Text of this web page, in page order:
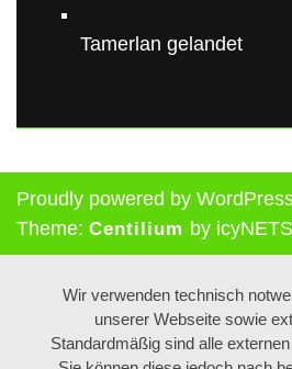
Tamerlan gelandet
Proudly powered by
Theme: Centilium by
Wir verwenden technisch
unserer Webseite sowie
Standardmäßig sind alle